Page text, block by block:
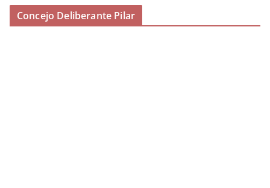
Concejo Deliberante Pilar